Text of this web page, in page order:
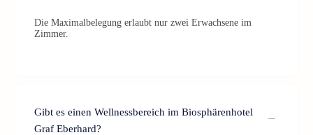
Die Maximalbelegung erlaubt nur zwei Erwachsene im
Zimmer.
Gibt es einen Wellnessbereich im Biosphärenhotel
Graf Eberhard?